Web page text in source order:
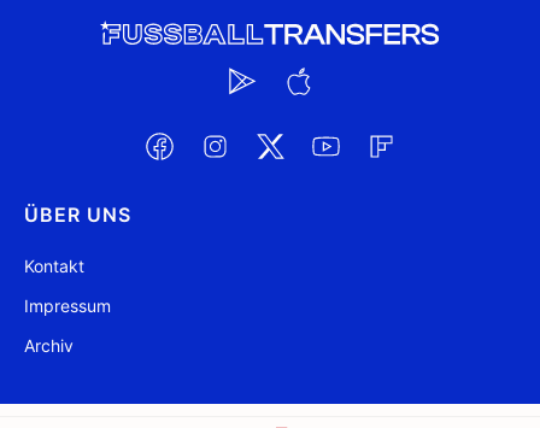
ÜBER UNS
Kontakt
Impressum
Archiv